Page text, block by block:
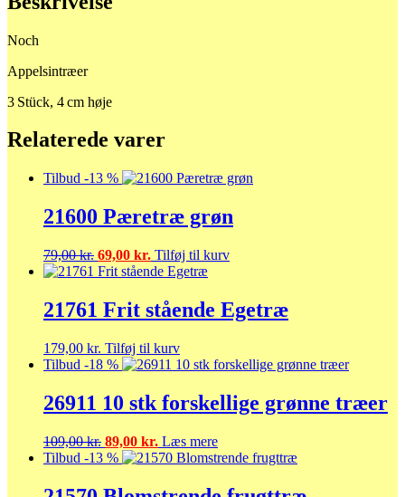
Noch
Appelsintræer
3 Stück, 4 cm høje
Relaterede varer
Tilbud -13 %
21600 Pæretræ grøn
79,00kr. Den
oprindelige
var:
79,00 kr..
69,00 kr. Den
aktuelle
er:
69,00 kr..
Tilføj til kurv
21761 Frit stående Egetræ
179,00 kr. Tilføj til kurv
Tilbud -18 %
26911 10 stk forskellige grønne træer
109,00kr. Den
oprindelige
var:
89,00 kr. Den
aktuelle
er:
Læs mere
Tilbud -13 %